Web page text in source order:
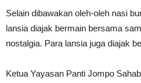
Selain dibawakan oleh-oleh nasi
lansia diajak bermain bersama
nostalgia. Para lansia juga diajak
Ketua Yayasan Panti Jompo